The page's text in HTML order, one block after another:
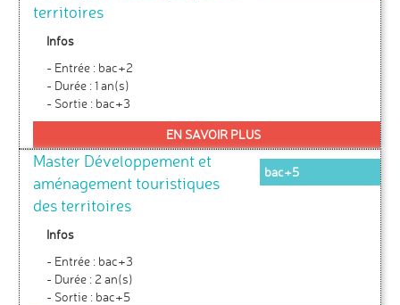
territoires
Infos
- Entrée : bac+2
- Durée : 1 an(s)
- Sortie : bac+3
EN SAVOIR PLUS
Master Développement et
aménagement touristiques
des territoires
bac+5
Infos
- Entrée : bac+3
- Durée : 2 an(s)
- Sortie : bac+5